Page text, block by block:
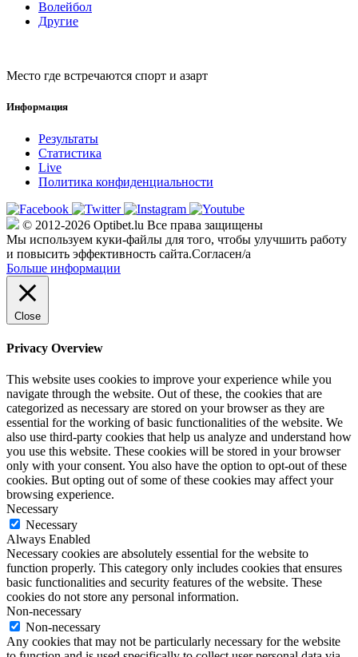
Волейбол
Другие
Место где встречаются спорт и азарт
Информация
Результаты
Статистика
Live
Политика конфиденциальности
© 2012-2026 Optibet.lu Все права защищены
Мы используем куки-файлы для того, чтобы улучшить работу
и повысить эффективность сайта.Согласен/а
Больше информации
Close
Privacy Overview
This website uses cookies to improve your experience while you
navigate through the website. Out of these, the cookies that are
categorized as necessary are stored on your browser as they are
essential for the working of basic functionalities of the website. We
also use third-party cookies that help us analyze and understand how
you use this website. These cookies will be stored in your browser
only with your consent. You also have the option to opt-out of these
cookies. But opting out of some of these cookies may affect your
browsing experience.
Necessary
Necessary
Always Enabled
Necessary cookies are absolutely essential for the website to
function properly. This category only includes cookies that ensures
basic functionalities and security features of the website. These
cookies do not store any personal information.
Non-necessary
Non-necessary
Any cookies that may not be particularly necessary for the website